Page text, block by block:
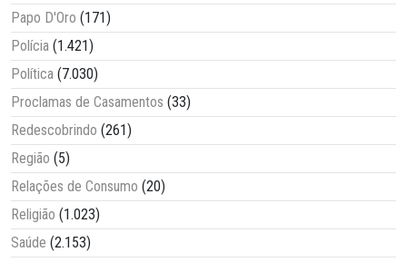
Papo D'Oro (171)
Polícia (1.421)
Política (7.030)
Proclamas de Casamentos (33)
Redescobrindo (261)
Região (5)
Relações de Consumo (20)
Religião (1.023)
Saúde (2.153)